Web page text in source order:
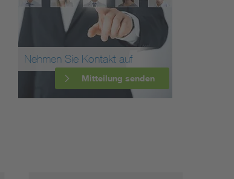
Nehmen Sie Kontakt auf
Mitteilung senden